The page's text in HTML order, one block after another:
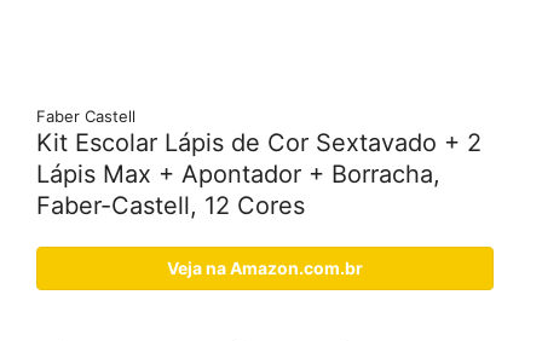
Faber Castell
Kit Escolar Lápis de Cor Sextavado + 2
Lápis Max + Apontador + Borracha,
Faber-Castell, 12 Cores
Veja na Amazon.com.br